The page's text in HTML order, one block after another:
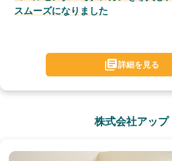
スムーズになりました
詳細を見る
株式会社アップ